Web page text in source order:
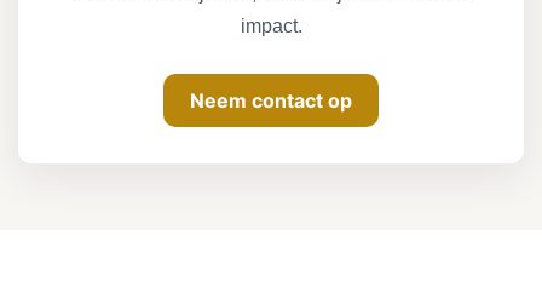
impact.
Neem contact op